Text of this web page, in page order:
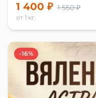
1 400 ₽ 1 550 ₽
от 1 кг.
-16%